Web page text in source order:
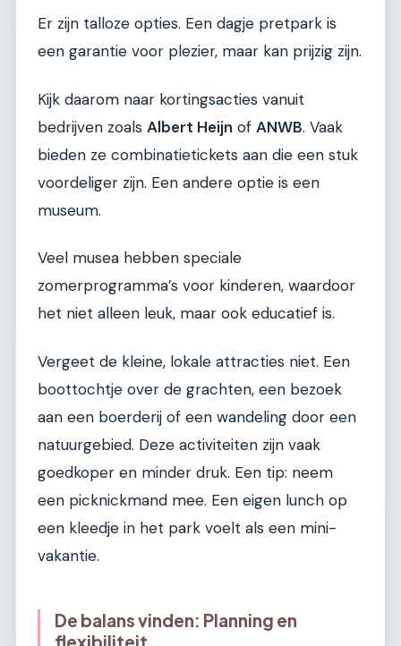
Er zijn talloze opties. Een dagje pretpark is
een garantie voor plezier, maar kan prijzig zijn.
Kijk daarom naar kortingsacties vanuit
bedrijven zoals Albert Heijn of ANWB. Vaak
bieden ze combinatietickets aan die een stuk
voordeliger zijn. Een andere optie is een
museum.
Veel musea hebben speciale
zomerprogramma’s voor kinderen, waardoor
het niet alleen leuk, maar ook educatief is.
Vergeet de kleine, lokale attracties niet. Een
boottochtje over de grachten, een bezoek
aan een boerderij of een wandeling door een
natuurgebied. Deze activiteiten zijn vaak
goedkoper en minder druk. Een tip: neem
een picknickmand mee. Een eigen lunch op
een kleedje in het park voelt als een mini-
vakantie.
De balans vinden: Planning en
flexibiliteit